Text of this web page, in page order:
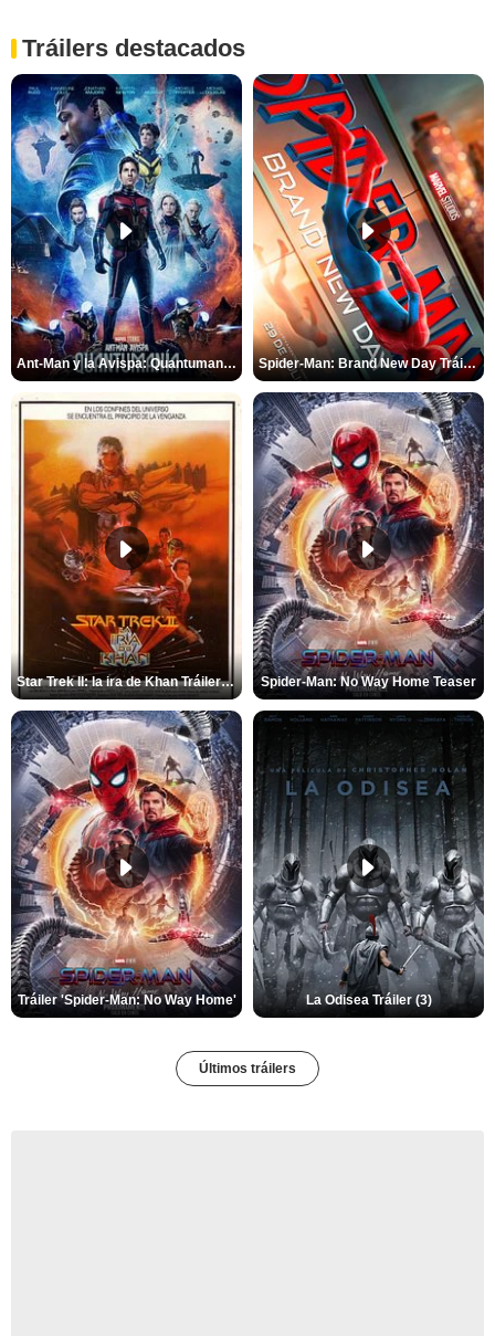
Tráilers destacados
Ant-Man y la Avispa: Quantumanía Tráiler (2) Spider-Man: Brand New Day Tráiler (3)
Star Trek II: la ira de Khan Tráiler VO Spider-Man: No Way Home Teaser
Tráiler 'Spider-Man: No Way Home' La Odisea Tráiler (3)
Últimos tráilers